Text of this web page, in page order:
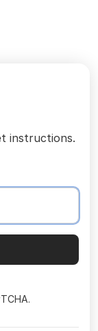
instructions.